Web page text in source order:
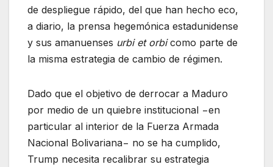
de despliegue rápido, del que han hecho eco,
a diario, la prensa hegemónica estadunidense
y sus amanuenses urbi et orbicomo parte de
la misma estrategia de cambio de régimen.
Dado que el objetivo de derrocar a Maduro
por medio de un quiebre institucional −en
particular al interior de la Fuerza Armada
Nacional Bolivariana− no se ha cumplido,
Trump necesita recalibrar su estrategia